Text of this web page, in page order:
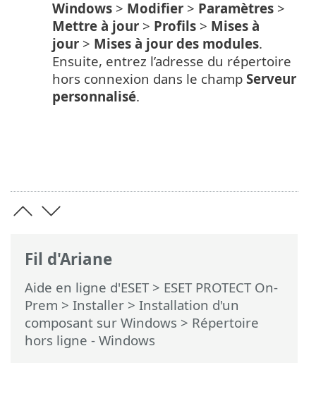
Fil d'Ariane
Aide en ligne d'ESET> ESET PROTECT On-
Prem > Installer > Installation d'un
composant sur Windows > Répertoire
hors ligne - Windows
Windows > Modifier > Paramètres >
Mettre à jour > Profils > Mises à
jour > Mises à jour des modules.
Ensuite, entrez l’adresse du répertoire
hors connexion dans le champ Serveur
personnalisé.